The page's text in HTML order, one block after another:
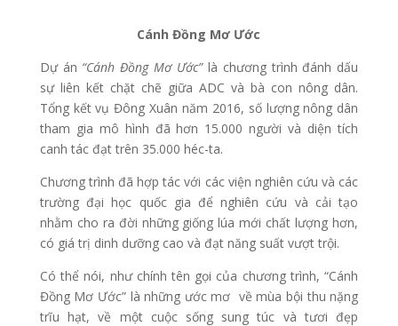
Cánh Đồng Mơ Ước
Dự án “Cánh Đồng Mơ Ước”là chương trình đánh dấu
sự liên kết chặt chẽ giữa ADC và bà con nông dân.
Tổng kết vụ Đông Xuân năm 2016, số lượng nông dân
tham gia mô hình đã hơn 15.000 người và diện tích
canh tác đạt trên 35.000 héc-ta.
Chương trình đã hợp tác với các viện nghiên cứu và các
trường đại học quốc gia để nghiên cứu và cải tạo
nhằm cho ra đời những giống lúa mới chất lượng hơn,
có giá trị dinh dưỡng cao và đạt năng suất vượt trội.
Có thể nói, như chính tên gọi của chương trình, “Cánh
Đồng Mơ Ước” là những ước mơ về mùa bội thu nặng
trĩu hạt, về một cuộc sống sung túc và tươi đẹp